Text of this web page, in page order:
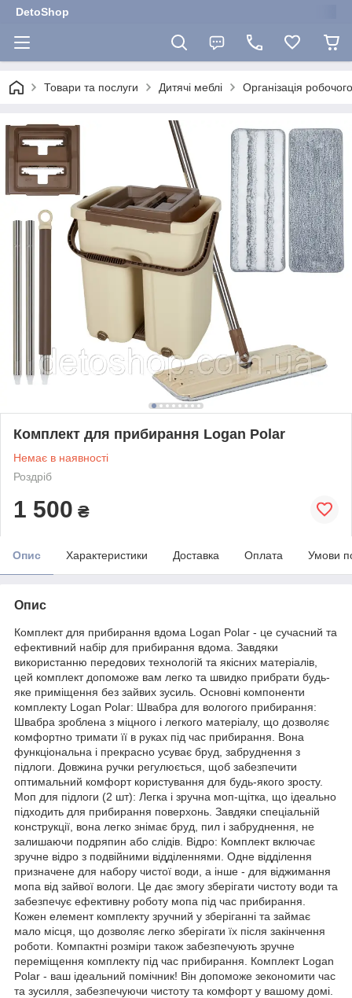
DetoShop
Товари та послуги Дитячі меблі Організація
Комплект для прибирання Logan Polar
Немає в наявності
Роздріб
1 500 ₴
Опис Характеристики Доставка Оплата Умови
Опис
Комплект для прибирання вдома Logan Polar - це сучасний та
ефективний набір для прибирання вдома. Завдяки
використанню передових технологій та якісних матеріалів,
цей комплект допоможе вам легко та швидко прибрати будь-
яке приміщення без зайвих зусиль. Основні компоненти
комплекту Logan Polar: Швабра для вологого прибирання:
Швабра зроблена з міцного і легкого матеріалу, що дозволяє
комфортно тримати її в руках під час прибирання. Вона
функціональна і прекрасно усуває бруд, забруднення з
підлоги. Довжина ручки регулюється, щоб забезпечити
оптимальний комфорт користування для будь-якого зросту.
Моп для підлоги (2 шт): Легка і зручна моп-щітка, що ідеально
підходить для прибирання поверхонь. Завдяки спеціальній
конструкції, вона легко знімає бруд, пил і забруднення, не
залишаючи подряпин або слідів. Відро: Комплект включає
зручне відро з подвійними відділеннями. Одне відділення
призначене для набору чистої води, а інше - для віджимання
мопа від зайвої вологи. Це дає змогу зберігати чистоту води та
забезпечує ефективну роботу мопа під час прибирання.
Кожен елемент комплекту зручний у зберіганні та займає
мало місця, що дозволяє легко зберігати їх після закінчення
роботи. Компактні розміри також забезпечують зручне
переміщення комплекту під час прибирання. Комплект Logan
Polar - ваш ідеальний помічник! Він допоможе зекономити час
та зусилля, забезпечуючи чистоту та комфорт у вашому домі.